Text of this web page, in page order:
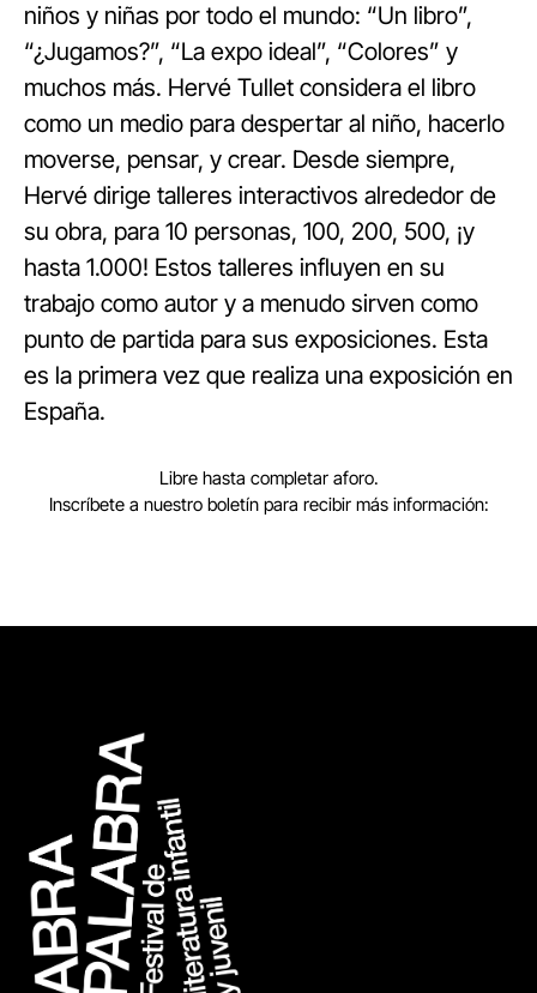
niños y niñas por todo el mundo: “Un libro”,
“¿Jugamos?”, “La expo ideal”, “Colores” y
muchos más. Hervé Tullet considera el libro
como un medio para despertar al niño, hacerlo
moverse, pensar, y crear. Desde siempre,
Hervé dirige talleres interactivos alrededor de
su obra, para 10 personas, 100, 200, 500, ¡y
hasta 1.000! Estos talleres influyen en su
trabajo como autor y a menudo sirven como
punto de partida para sus exposiciones. Esta
es la primera vez que realiza una exposición en
España.
Libre hasta completar aforo.
Inscríbete a nuestro boletín para recibir más información: